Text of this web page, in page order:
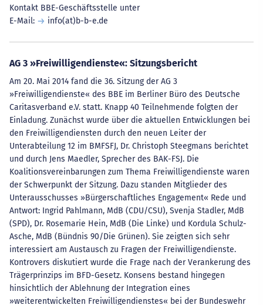
Kontakt BBE-Geschäftsstelle unter
E-Mail:
info(at)b-b-e.de
AG 3 »Freiwilligendienste«: Sitzungsbericht
Am 20. Mai 2014 fand die 36. Sitzung der AG 3
»Freiwilligendienste« des BBE im Berliner Büro des Deutsche
Caritasverband e.V. statt. Knapp 40 Teilnehmende folgten der
Einladung. Zunächst wurde über die aktuellen Entwicklungen bei
den Freiwilligendiensten durch den neuen Leiter der
Unterabteilung 12 im BMFSFJ, Dr. Christoph Steegmans berichtet
und durch Jens Maedler, Sprecher des BAK-FSJ. Die
Koalitionsvereinbarungen zum Thema Freiwilligendienste waren
der Schwerpunkt der Sitzung. Dazu standen Mitglieder des
Unterausschusses »Bürgerschaftliches Engagement« Rede und
Antwort: Ingrid Pahlmann, MdB (CDU/CSU), Svenja Stadler, MdB
(SPD), Dr. Rosemarie Hein, MdB (Die Linke) und Kordula Schulz-
Asche, MdB (Bündnis 90/Die Grünen). Sie zeigten sich sehr
interessiert am Austausch zu Fragen der Freiwilligendienste.
Kontrovers diskutiert wurde die Frage nach der Verankerung des
Trägerprinzips im BFD-Gesetz. Konsens bestand hingegen
hinsichtlich der Ablehnung der Integration eines
»weiterentwickelten Freiwilligendienstes« bei der Bundeswehr